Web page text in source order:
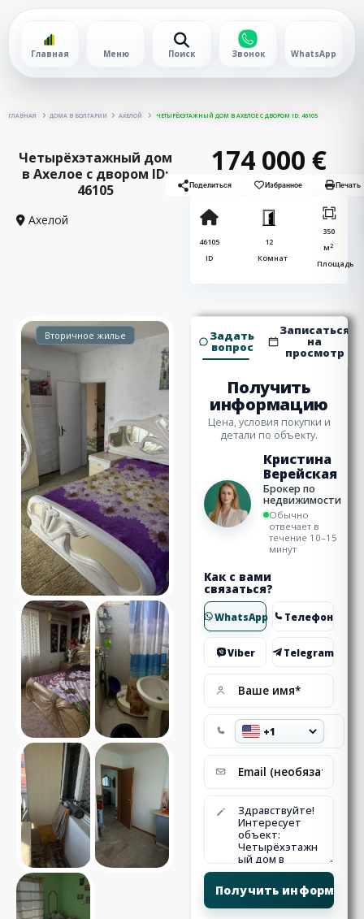
Главная Меню Поиск Звонок WhatsApp
ГЛАВНАЯ ДОМА В БОЛГАРИИ АХЕЛОЙ ЧЕТЫРЁХЭТАЖНЫЙ ДОМ В АХЕЛОЕ С ДВОРОМ ID: 46105
Четырёхэтажный дом
в Ахелое с двором ID:
46105
Ахелой
174 000 €
Поделиться Избранное Печать
46105
ID
12
Комнат
350
м2
Площадь
Вторичное жилье Задать
вопрос
Записаться
на
просмотр
Получить
информацию
Цена, условия покупки и
детали по объекту.
Кристина
Верейская
Брокер по
недвижимости
Обычно
отвечает в
течение 10–15
минут
Как с вами
связаться?
WhatsApp Телефон
Viber Telegram